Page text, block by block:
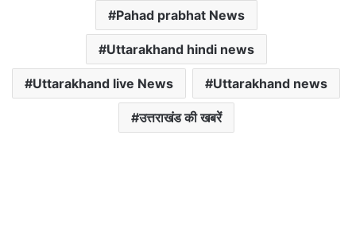
Pahad prabhat News
Uttarakhand hindi news
Uttarakhand live News Uttarakhand news
उत्तराखंड की खबरें